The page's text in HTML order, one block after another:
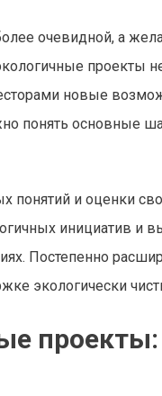
очевидной, а
проекты
новые
понять основные
понятий и оценки
инициатив и
Постепенно
экологически